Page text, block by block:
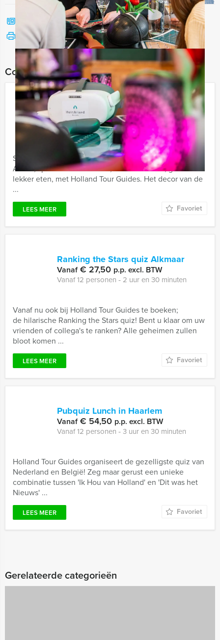
Bekijk printbare versie
Combineer dit uitje met:
Get The Picture Brunch Assen
Vanaf€ 52,50 p.p. excl. BTW
Vanaf 12 personen ‐ 4 uur en 30 minuten
Spelen en genieten, dat is 'Get the Picture Brunch'
Assen; speel Get the Picture, verken de stad, geniet van
lekker eten, met Holland Tour Guides. Het decor van de
...
LEES MEER Favoriet
Ranking the Stars quiz Alkmaar
Vanaf€ 27,50 p.p. excl. BTW
Vanaf 12 personen ‐ 2 uur en 30 minuten
Vanaf nu ook bij Holland Tour Guides te boeken;
de hilarische Ranking the Stars quiz! Bent u klaar om uw
vrienden of collega's te ranken? Alle geheimen zullen
bloot komen ...
LEES MEER Favoriet
Pubquiz Lunch in Haarlem
Vanaf€ 54,50 p.p. excl. BTW
Vanaf 12 personen ‐ 3 uur en 30 minuten
Holland Tour Guides organiseert de gezelligste quiz van
Nederland en België! Zeg maar gerust een unieke
combinatie tussen 'Ik Hou van Holland' en 'Dit was het
Nieuws' ...
LEES MEER Favoriet
Gerelateerde categorieën